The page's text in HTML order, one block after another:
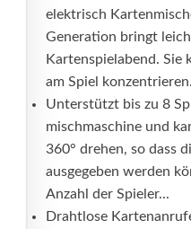
elektrisch
Generation bringt
Kartenspielabend. Sie
am Spiel
Unterstützt bis zu 8
mischmaschine und
360° drehen, so dass
ausgegeben werden
Anzahl der Spieler...
Drahtlose